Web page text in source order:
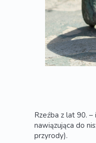
Rzeźba z lat 90.
nawiązująca do
przyrody).